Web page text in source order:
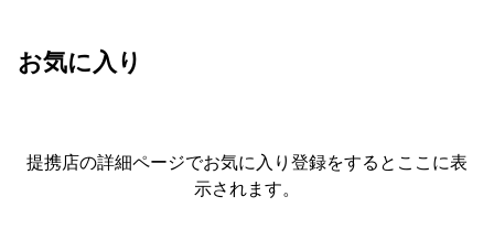
お気に入り
提携店の詳細ページでお気に入り登録をすると ここに表
示されます。